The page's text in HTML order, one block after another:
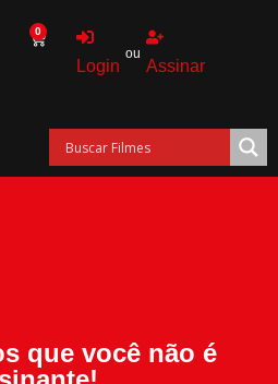
0
Login
ou
Assinar
que você não é